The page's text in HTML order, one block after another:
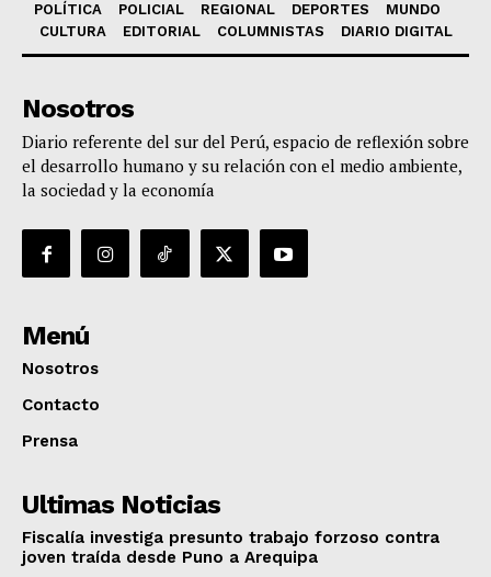
POLÍTICA POLICIAL REGIONAL DEPORTES
MUNDO
CULTURA
EDITORIAL COLUMNISTAS DIARIO DIGITAL
Nosotros
Diario referente del sur del Perú, espacio de reflexión sobre
el desarrollo humano y su relación con el medio ambiente,
la sociedad y la economía
Menú
Nosotros
Contacto
Prensa
Ultimas Noticias
Fiscalía investiga presunto trabajo forzoso contra
joven traída desde Puno a Arequipa